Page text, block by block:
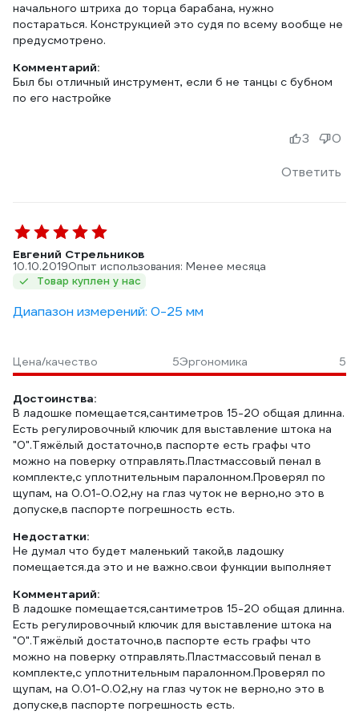
начального штриха до торца барабана, нужно
постараться. Конструкцией это судя по всему вообще не
предусмотрено.
Комментарий:
Был бы отличный инструмент, если б не танцы с бубном
по его настройке
Ответить
3 0
Евгений Стрельников
10.10.2019Опыт использования: Менее месяца
Товар куплен у нас
Диапазон измерений: 0-25 мм
Цена/качество 5Эргономика 5
Достоинства:
В ладошке помещается,сантиметров 15-20 общая длинна.
Есть регулировочный ключик для выставление штока на
"0".Тяжёлый достаточно,в паспорте есть графы что
можно на поверку отправлять.Пластмассовый пенал в
комплекте,с уплотнительным паралонном.Проверял по
щупам, на 0.01-0.02,ну на глаз чуток не верно,но это в
допуске,в паспорте погрешность есть.
Недостатки:
Не думал что будет маленький такой,в ладошку
помещается.да это и не важно.свои функции выполняет
Комментарий:
В ладошке помещается,сантиметров 15-20 общая длинна.
Есть регулировочный ключик для выставление штока на
"0".Тяжёлый достаточно,в паспорте есть графы что
можно на поверку отправлять.Пластмассовый пенал в
комплекте,с уплотнительным паралонном.Проверял по
щупам, на 0.01-0.02,ну на глаз чуток не верно,но это в
допуске,в паспорте погрешность есть.